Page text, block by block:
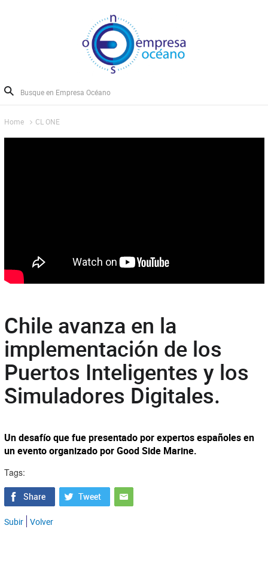
Home CL ONE
Chile avanza en la
implementación de los
Puertos Inteligentes y los
Simuladores Digitales.
Un desafío que fue presentado por expertos españoles en
un evento organizado por Good Side Marine.
Tags:
Subir Volver